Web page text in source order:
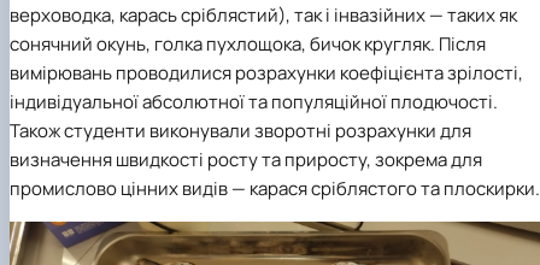
верховодка, карась сріблястий), так і інвазійних — таких як
сонячний окунь, голка пухлощока, бичок кругляк. Після
вимірювань проводилися розрахунки коефіцієнта зрілості,
індивідуальної абсолютної та популяційної плодючості.
Також студенти виконували зворотні розрахунки для
визначення швидкості росту та приросту, зокрема для
промислово цінних видів — карася сріблястого та плоскирки.